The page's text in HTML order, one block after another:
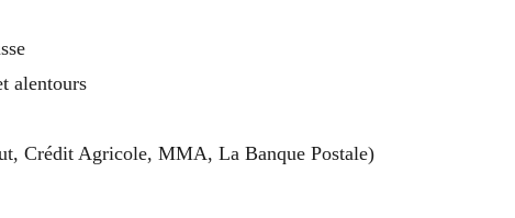
alentours
Crédit Agricole, MMA, La Banque Postale)